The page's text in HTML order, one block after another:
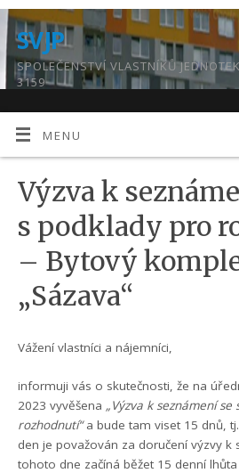
SVJP
SPOLEČENSTVÍ VLASTNÍKŮ
3159
MENU
Výzva k
s podklady pro
– Bytový
„Sázava“
Vážení vlastníci a nájemníci,
informuji vás o skutečnosti, že na
2023 vyvěšena „Výzva k seznámení
rozhodnutí“a bude tam viset 15 dnů, tj.
den je považován za doručení výzvy k
tohoto dne začíná běžet 15 denní